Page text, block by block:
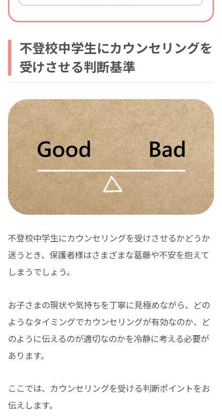
不登校中学生にカウンセリングを
受けさせる判断基準
不登校中学生にカウンセリングを受けさせるかどうか
迷うとき、保護者様はさまざまな葛藤や不安を抱えて
しまうでしょう。
お子さまの現状や気持ちを丁寧に見極めながら、どの
ようなタイミングでカウンセリングが有効なのか、ど
のように伝えるのが適切なのかを冷静に考える必要が
あります。
ここでは、カウンセリングを受ける判断ポイントをお
伝えします。